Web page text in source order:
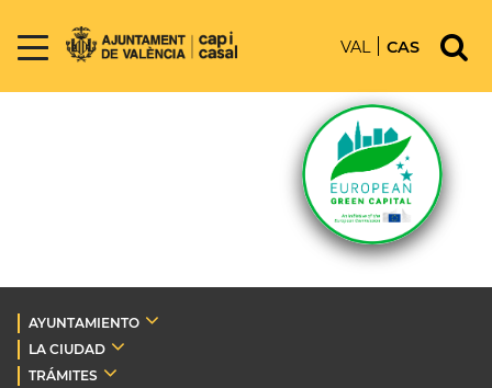
VAL CAS
AYUNTAMIENTO
LA CIUDAD
TRÁMITES